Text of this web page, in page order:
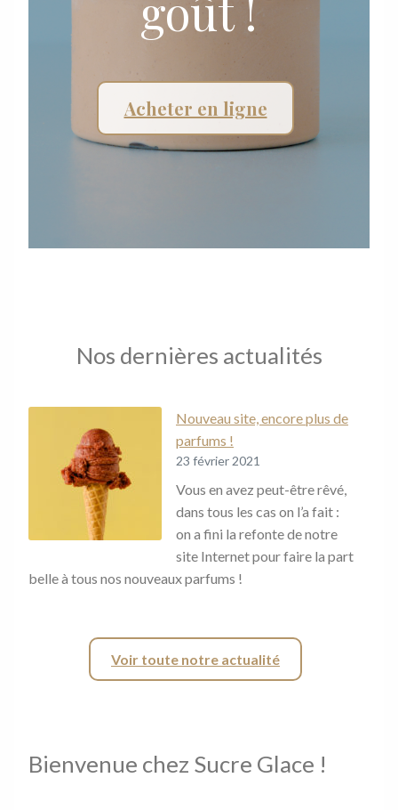
Acheter en ligne
Nos dernières actualités
Nouveau site, encore plus de
parfums !
23 février 2021
Vous en avez peut-être rêvé,
dans tous les cas on l’a fait :
on a fini la refonte de notre
site Internet pour faire la part
belle à tous nos nouveaux parfums !
Voir toute notre actualité
Bienvenue chez Sucre Glace !